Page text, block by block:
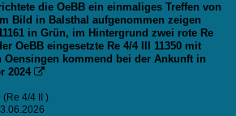
die OeBB ein einmaliges Treffen von
Bild in Balsthal aufgenommen zeigen
in Grün, im Hintergrund zwei rote Re
OeBB eingesetzte Re 4/4 III 11350 mit
Oensingen kommend bei der Ankunft in
2024 
(Re 4/4 II )